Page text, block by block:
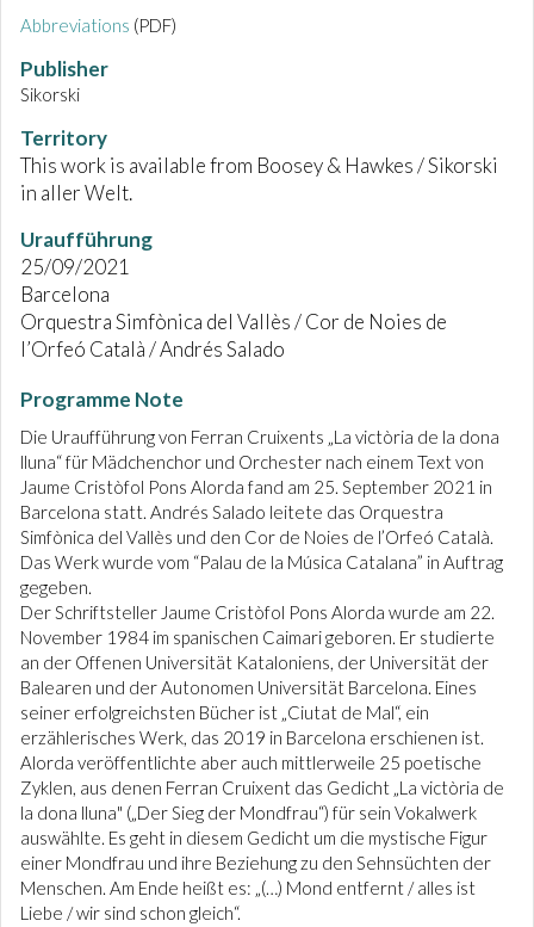
Abbreviations (PDF)
Publisher
Sikorski
Territory
This work is available from Boosey & Hawkes / Sikorski
in aller Welt.
Uraufführung
25/09/2021
Barcelona
Orquestra Simfònica del Vallès / Cor de Noies de
l’Orfeó Català / Andrés Salado
Programme Note
Die Uraufführung von Ferran Cruixents „La victòria de la dona
lluna“ für Mädchenchor und Orchester nach einem Text von
Jaume Cristòfol Pons Alorda fand am 25. September 2021 in
Barcelona statt. Andrés Salado leitete das Orquestra
Simfònica del Vallès und den Cor de Noies de l’Orfeó Català.
Das Werk wurde vom “Palau de la Música Catalana” in Auftrag
gegeben.
Der Schriftsteller Jaume Cristòfol Pons Alorda wurde am 22.
November 1984 im spanischen Caimari geboren. Er studierte
an der Offenen Universität Kataloniens, der Universität der
Balearen und der Autonomen Universität Barcelona. Eines
seiner erfolgreichsten Bücher ist „Ciutat de Mal“, ein
erzählerisches Werk, das 2019 in Barcelona erschienen ist.
Alorda veröffentlichte aber auch mittlerweile 25 poetische
Zyklen, aus denen Ferran Cruixent das Gedicht „La victòria de
la dona lluna" („Der Sieg der Mondfrau“) für sein Vokalwerk
auswählte. Es geht in diesem Gedicht um die mystische Figur
einer Mondfrau und ihre Beziehung zu den Sehnsüchten der
Menschen. Am Ende heißt es: „(…) Mond entfernt / alles ist
Liebe / wir sind schon gleich“.